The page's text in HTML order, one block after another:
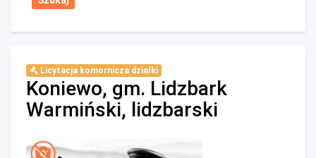
Licytacja komornicza działki
Koniewo, gm. Lidzbark
Warmiński, lidzbarski